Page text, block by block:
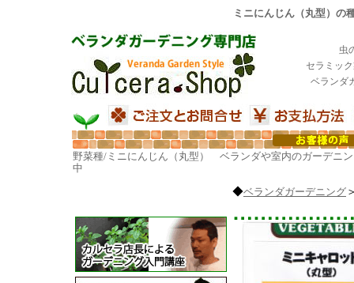
ミニにんじん（丸型）の
虫
セラミッ
ベランダ
野菜種/ミニにんじん（丸型） ベランダや室内のガーデニ
中
◆ベランダガーデニング